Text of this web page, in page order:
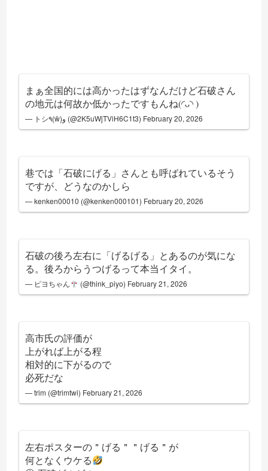
まぁ全国的には高かったはずなんだけど石破さん
の地元は何故か低かったですもんね(◜ᴗ◝ )
— トシ٩(ẅ)و (@2K5uWjTViH6C1t3) February 20, 2026
巷では「石破にげる」さんとも呼ばれているそう
ですが、どうなのかしら
— kenken00010 (@kenken000101) February 20, 2026
石破の後ろ左右に「げるげる」とあるのが気にな
る。後ろからうつげるって本当イタイ。
— ピヨちゃん (@think_piyo) February 21, 2026
高市氏の評価が
上がれば上がる程
相対的に下がるので
必死だな
— trim (@trimtwi) February 21, 2026
左右ポスターの＂げる＂＂げる＂が
何となくウケる